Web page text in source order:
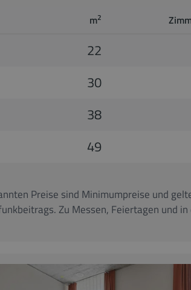
m2
22
30
38
49
Preise sind Minimumpreise und
Zu Messen, Feiertagen und